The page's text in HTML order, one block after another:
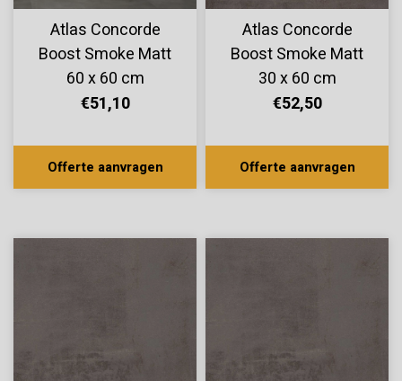
Atlas Concorde
Boost Smoke Matt
60 x 60 cm
€51,10
Offerte aanvragen
Atlas Concorde
Boost Smoke Matt
30 x 60 cm
€52,50
Offerte aanvragen